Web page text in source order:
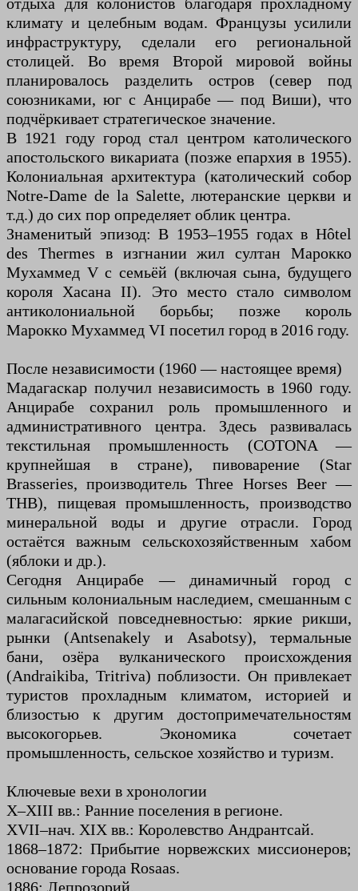
климату и целебным водам. Французы усилили
инфраструктуру, сделали его региональной
столицей. Во время Второй мировой войны
планировалось разделить остров (север под
союзниками, юг с Анцирабе — под Виши), что
подчёркивает стратегическое значение.
В 1921 году город стал центром католического
апостольского викариата (позже епархия в 1955).
Колониальная архитектура (католический собор
Notre-Dame de la Salette, лютеранские церкви и
т.д.) до сих пор определяет облик центра.
Знаменитый эпизод: В 1953–1955 годах в Hôtel
des Thermes в изгнании жил султан Марокко
Мухаммед V с семьёй (включая сына, будущего
короля Хасана II). Это место стало символом
антиколониальной борьбы; позже король
Марокко Мухаммед VI посетил город в 2016 году.
После независимости (1960 — настоящее время)
Мадагаскар получил независимость в 1960 году.
Анцирабе сохранил роль промышленного и
административного центра. Здесь развивалась
текстильная промышленность (COTONA —
крупнейшая в стране), пивоварение (Star
Brasseries, производитель Three Horses Beer —
THB), пищевая промышленность, производство
минеральной воды и другие отрасли. Город
остаётся важным сельскохозяйственным хабом
(яблоки и др.).
Сегодня Анцирабе — динамичный город с
сильным колониальным наследием, смешанным с
малагасийской повседневностью: яркие рикши,
рынки (Antsenakely и Asabotsy), термальные
бани, озёра вулканического происхождения
(Andraikiba, Tritriva) поблизости. Он привлекает
туристов прохладным климатом, историей и
близостью к другим достопримечательностям
высокогорьев. Экономика сочетает
промышленность, сельское хозяйство и туризм.
Ключевые вехи в хронологии
X–XIII вв.: Ранние поселения в регионе.
XVII–нач. XIX вв.: Королевство Андрантсай.
1868–1872: Прибытие норвежских миссионеров;
основание города Rosaas.
1886: Лепрозорий.